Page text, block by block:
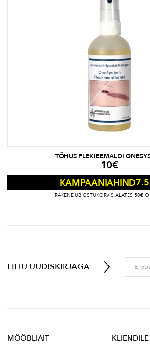
TÕHUS PLEKIEEMALDI
10€
KAMPAANIAHIND
RAKENDUB OSTUKORVIS ALATES 50€
LIITU UUDISKIRJAGA
MÖÖBLIAIT KLIENDILE